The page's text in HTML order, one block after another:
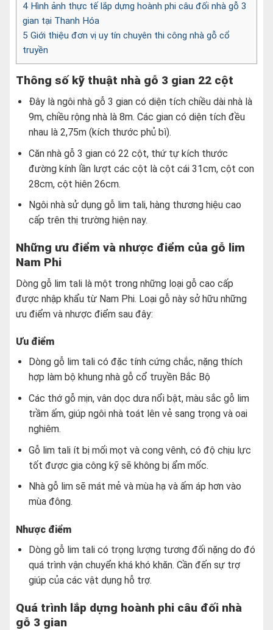
4 Hình ảnh thực tế lắp dựng hoành phi câu đối nhà gỗ 3
gian tại Thanh Hóa
5 Giới thiệu đơn vị uy tín chuyên thi công nhà gỗ cổ
truyền
Thông số kỹ thuật nhà gỗ 3 gian 22 cột
Đây là ngôi nhà gỗ 3 gian có diện tích chiều dài nhà là
9m, chiều rộng nhà là 8m. Các gian có diện tích đều
nhau là 2,75m (kích thước phủ bì).
Căn nhà gỗ 3 gian có 22 cột, thứ tự kích thước
đường kính lần lượt các cột là cột cái 31cm, cột con
28cm, cột hiên 26cm.
Ngôi nhà sử dụng gỗ lim tali, hàng thương hiệu cao
cấp trên thị trường hiện nay.
Những ưu điểm và nhược điểm của gỗ lim
Nam Phi
Dòng gỗ lim tali là một trong những loại gỗ cao cấp
được nhập khẩu từ Nam Phi. Loại gỗ này sở hữu những
ưu điểm và nhược điểm sau đây:
Ưu điểm
Dòng gỗ lim tali có đặc tính cứng chắc, nặng thích
hợp làm bộ khung nhà gỗ cổ truyền Bắc Bộ
Các thớ gỗ mịn, vân dọc dưa nổi bật, màu sắc gỗ lim
trầm ấm, giúp ngôi nhà toát lên vẻ sang trọng và oai
nghiêm.
Gỗ lim tali ít bị mối mọt và cong vênh, có độ chịu lực
tốt được gia công kỹ sẽ không bị ẩm mốc.
Nhà gỗ lim sẽ mát mẻ và mùa hạ và ấm áp hơn vào
mùa đông.
Nhược điểm
Dòng gỗ lim tali có trọng lượng tương đối nặng do đó
quá trình vận chuyển khá khó khăn. Cần đến sự trợ
giúp của các vật dụng hỗ trợ.
Quá trình lắp dựng hoành phi câu đối nhà
gỗ 3 gian